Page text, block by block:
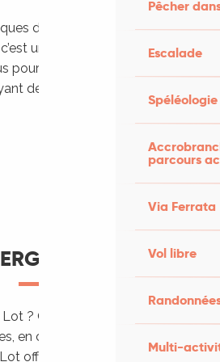
Pêcher
Escalade
Spéléologie
parcours
Via Ferrata
Vol libre
Multi-
de Compostelle, Véloroutes,
une véritable destination de
pourrez pratiquer votre activité
des paysages grandioses.
? Chez l’habitant, dans une
en camping, ou dans un hôtel
offre des hébergements